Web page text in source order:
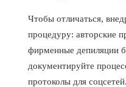
Чтобы отличаться,
процедуру: авторские
фирменные депиляции
документируйте
протоколы для